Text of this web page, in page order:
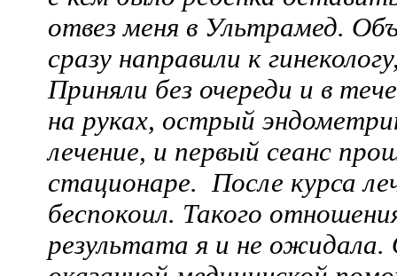
отвез меня в Ультрамед.
сразу направили к
Приняли без очереди и в
на руках, острый
лечение, и первый сеанс
стационаре. После курса
беспокоил. Такого
результата я и не ожидала.